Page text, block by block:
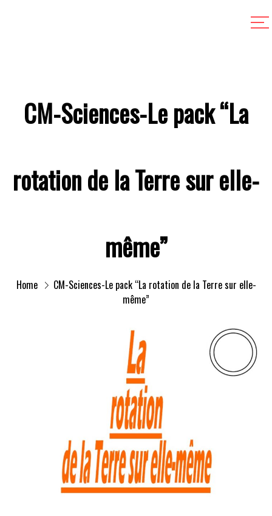
CM-Sciences-Le pack “La
rotation de la Terre sur elle-
même”
Home
CM-Sciences-Le pack “La rotation de la Terre sur elle-
même”